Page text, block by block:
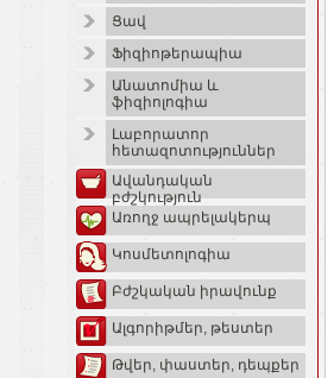
Ցավ
Ֆիզիոթերապիա
Անատոմիա և
ֆիզիոլոգիա
Լաբորատոր
հետազոտություններ
Ավանդական
բժշկություն
Առողջ ապրելակերպ
Կոսմետոլոգիա
Բժշկական իրավունք
Ալգորիթմեր, թեստեր
Թվեր, փաստեր, դեպքեր